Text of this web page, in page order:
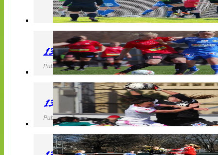
130427 LB 07 – QBIK
Publicerad 27 April 2013, 22:40
130427 IF Limhamn Bunkeflo – QBIK
Publicerad 27 April 2013, 21:10